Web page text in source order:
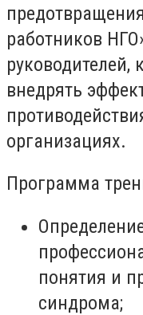
работников
руководителей,
внедрять
организациях.
Программа
понятия и
синдрома;